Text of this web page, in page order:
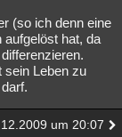
(so ich denn eine
aufgelöst hat, da
sein Leben zu
um 20:07